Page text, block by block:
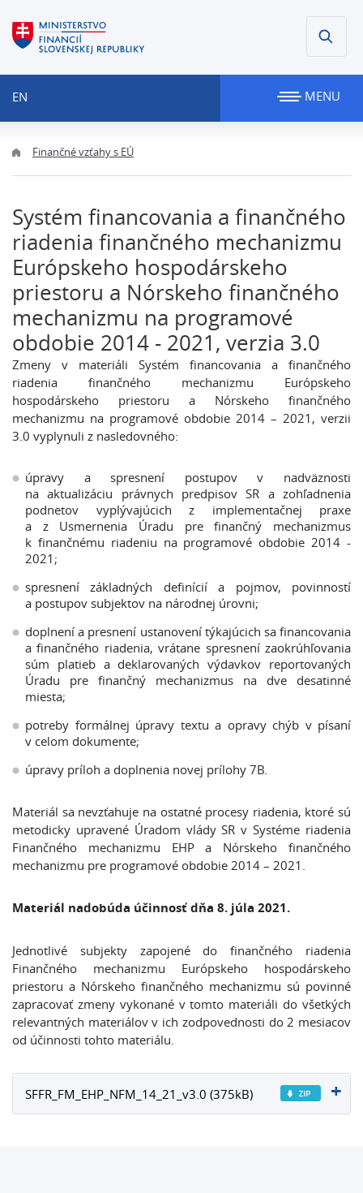
EN MENU
Finančné vzťahy s EÚ
Systém financovania a finančného
riadenia finančného mechanizmu
Európskeho hospodárskeho
priestoru a Nórskeho finančného
mechanizmu na programové
obdobie 2014 - 2021, verzia 3.0
Zmeny v materiáli Systém financovania a finančného
riadenia finančného mechanizmu Európskeho
hospodárskeho priestoru a Nórskeho finančného
mechanizmu na programové obdobie 2014 – 2021, verzii
3.0 vyplynuli z nasledovného:
úpravy a spresnení postupov v nadväznosti
na aktualizáciu právnych predpisov SR a zohľadnenia
podnetov vyplývajúcich z implementačnej praxe
a z Usmernenia Úradu pre finančný mechanizmus
k finančnému riadeniu na programové obdobie 2014 -
2021;
spresnení základných definícií a pojmov, povinností
a postupov subjektov na národnej úrovni;
doplnení a presnení ustanovení týkajúcich sa financovania
a finančného riadenia, vrátane spresnení zaokrúhľovania
súm platieb a deklarovaných výdavkov reportovaných
Úradu pre finančný mechanizmus na dve desatinné
miesta;
potreby formálnej úpravy textu a opravy chýb v písaní
v celom dokumente;
úpravy príloh a doplnenia novej prílohy 7B.
Materiál sa nevzťahuje na ostatné procesy riadenia, ktoré sú
metodicky upravené Úradom vlády SR v Systéme riadenia
Finančného mechanizmu EHP a Nórskeho finančného
mechanizmu pre programové obdobie 2014 – 2021.
Materiál nadobúda účinnosť dňa 8. júla 2021.
Jednotlivé subjekty zapojené do finančného riadenia
Finančného mechanizmu Európskeho hospodárskeho
priestoru a Nórskeho finančného mechanizmu sú povinné
zapracovať zmeny vykonané v tomto materiáli do všetkých
relevantných materiálov v ich zodpovednosti do 2 mesiacov
od účinnosti tohto materiálu.
SFFR_FM_EHP_NFM_14_21_v3.0 (375kB)